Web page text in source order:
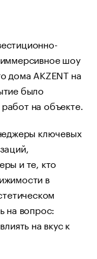
шоу
дома AKZENT на
было
на объекте.
ключевых
и те, кто
в
на вопрос:
на вкус к